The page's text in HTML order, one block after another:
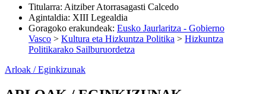
Titularra: Aitziber Atorrasagasti Calcedo
Agintaldia: XIII Legealdia
Goragoko erakundeak: Eusko Jaurlaritza - Gobierno
Vasco > Kultura eta Hizkuntza Politika > Hizkuntza
Politikarako Sailburuordetza
Arloak / Eginkizunak